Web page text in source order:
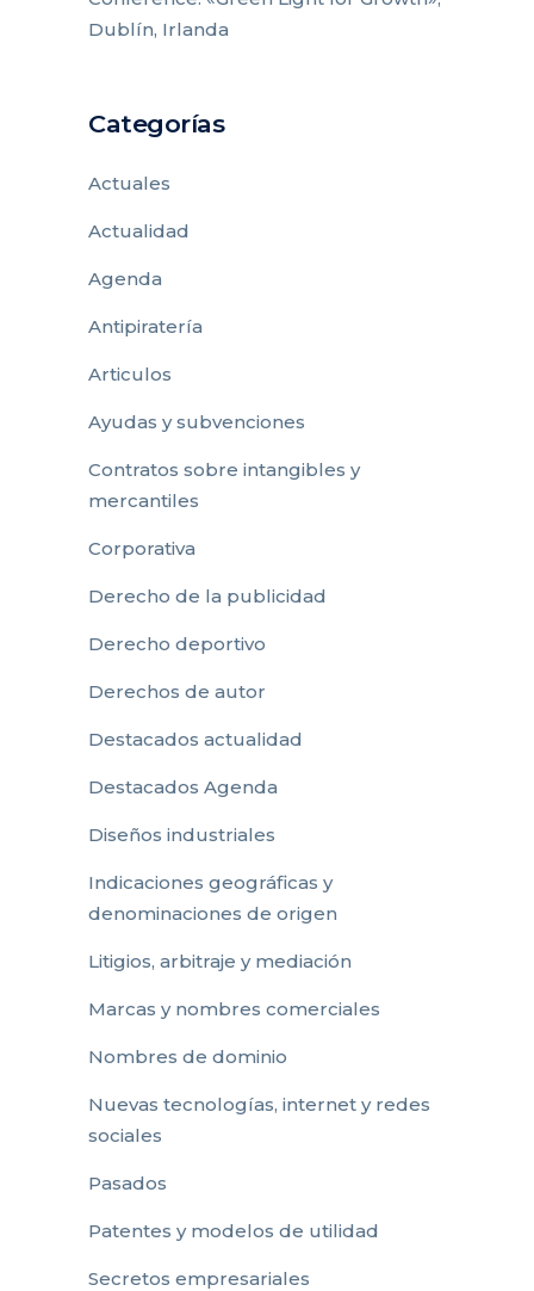
Dublín, Irlanda
Categorías
Actuales
Actualidad
Agenda
Antipiratería
Articulos
Ayudas y subvenciones
Contratos sobre intangibles y
mercantiles
Corporativa
Derecho de la publicidad
Derecho deportivo
Derechos de autor
Destacados actualidad
Destacados Agenda
Diseños industriales
Indicaciones geográficas y
denominaciones de origen
Litigios, arbitraje y mediación
Marcas y nombres comerciales
Nombres de dominio
Nuevas tecnologías, internet y redes
sociales
Pasados
Patentes y modelos de utilidad
Secretos empresariales